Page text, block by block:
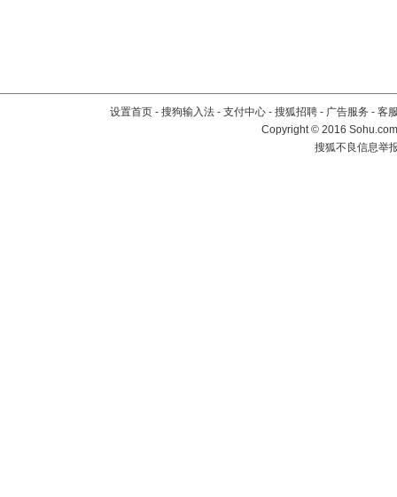
设置首页 - 搜狗输入法 - 支付中心 - 搜狐招聘 - 广告服务 - 客
Copyright©2016
搜狐不良信息举